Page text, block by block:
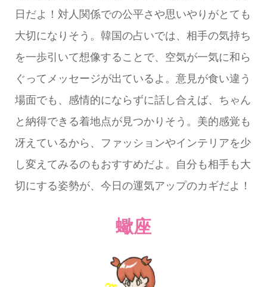
日だよ！対人関係での公平さや思いやりがとても
大切になりそう。韓国の占いでは、相手の気持ち
を一歩引いて想像することで、空気が一気に和ら
ぐってメッセージが出ているよ。意見が食い違う
場面でも、感情的にならずに話し合えば、ちゃん
と納得できる着地点が見つかりそう。美的感覚も
冴えているから、ファッションやインテリアを少
し変えてみるのもおすすめだよ。自分も相手も大
切にする姿勢が、今日の運気アップのカギだよ！
蠍座